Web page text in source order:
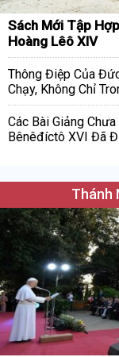
Sách Mới Tập
Hoàng Lêô XIV
Thông Điệp Của
Chạy, Không Chỉ
Các Bài Giảng
Bênêđíctô XVI Đã
Thánh